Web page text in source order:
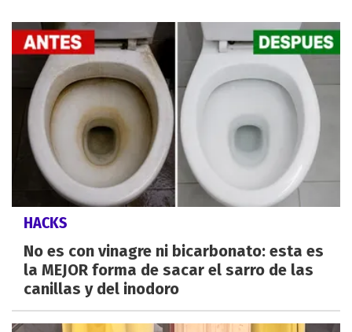
HACKS
No es con vinagre ni bicarbonato: esta es
la MEJOR forma de sacar el sarro de las
canillas y del inodoro